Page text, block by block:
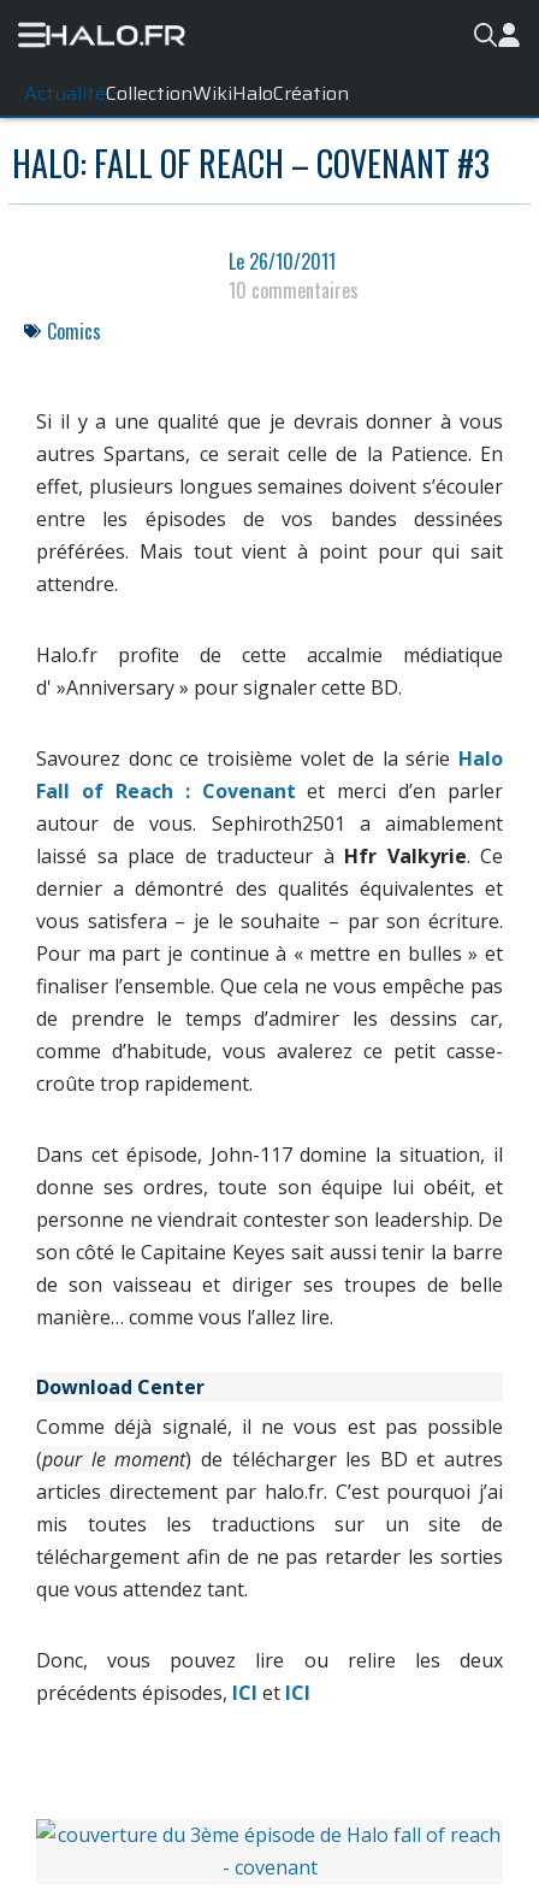
ActualitéCollectionWikiHaloCréation
HALO: FALL OF REACH – COVENANT #3
Le 26/10/2011
10 commentaires
Comics
Si il y a une qualité que je devrais donner à vous
autres Spartans, ce serait celle de la Patience. En
effet, plusieurs longues semaines doivent s’écouler
entre les épisodes de vos bandes dessinées
préférées. Mais tout vient à point pour qui sait
attendre.
Halo.fr profite de cette accalmie médiatique
d' »Anniversary » pour signaler cette BD.
Savourez donc ce troisième volet de la série Halo
Fall of Reach : Covenant et merci d’en parler
autour de vous. Sephiroth2501 a aimablement
laissé sa place de traducteur à Hfr Valkyrie. Ce
dernier a démontré des qualités équivalentes et
vous satisfera – je le souhaite – par son écriture.
Pour ma part je continue à « mettre en bulles » et
finaliser l’ensemble. Que cela ne vous empêche pas
de prendre le temps d’admirer les dessins car,
comme d’habitude, vous avalerez ce petit casse-
croûte trop rapidement.
Dans cet épisode, John-117 domine la situation, il
donne ses ordres, toute son équipe lui obéit, et
personne ne viendrait contester son leadership. De
son côté le Capitaine Keyes sait aussi tenir la barre
de son vaisseau et diriger ses troupes de belle
manière… comme vous l’allez lire.
Download Center
Comme déjà signalé, il ne vous est pas possible
(pour le moment) de télécharger les BD et autres
articles directement par halo.fr. C’est pourquoi j’ai
mis toutes les traductions sur un site de
téléchargement afin de ne pas retarder les sorties
que vous attendez tant.
Donc, vous pouvez lire ou relire les deux
précédents épisodes, ICI et ICI